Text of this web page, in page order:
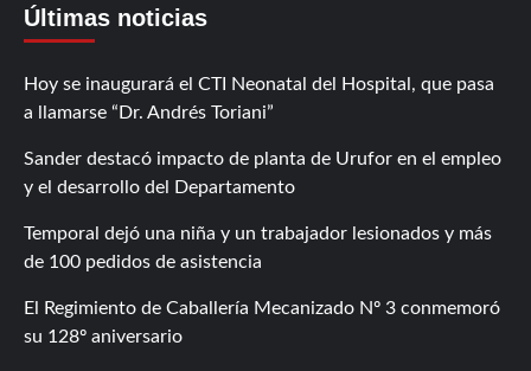
Últimas noticias
Hoy se inaugurará el CTI Neonatal del Hospital, que pasa
a llamarse “Dr. Andrés Toriani”
Sander destacó impacto de planta de Urufor en el empleo
y el desarrollo del Departamento
Temporal dejó una niña y un trabajador lesionados y más
de 100 pedidos de asistencia
El Regimiento de Caballería Mecanizado Nº 3 conmemoró
su 128º aniversario